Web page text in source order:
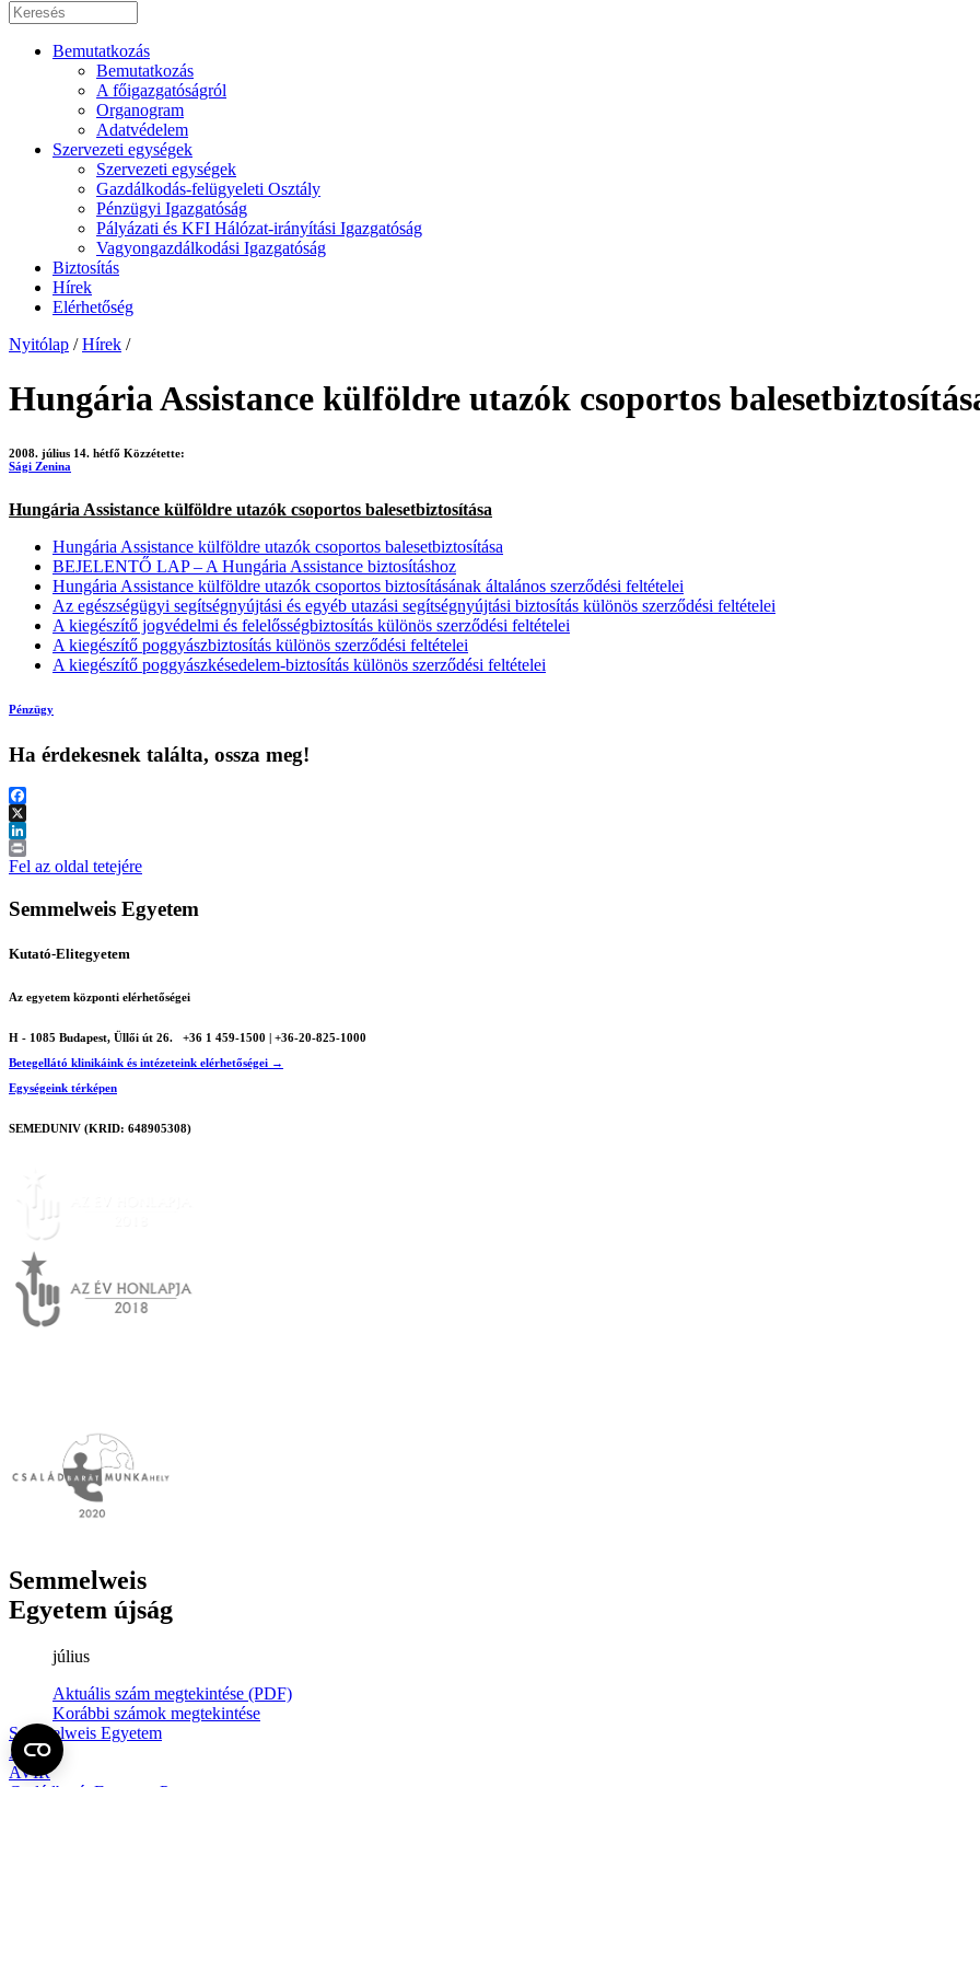
Bemutatkozás
Bemutatkozás
A főigazgatóságról
Organogram
Adatvédelem
Szervezeti egységek
Szervezeti egységek
Gazdálkodás-felügyeleti Osztály
Pénzügyi Igazgatóság
Pályázati és KFI Hálózat-irányítási Igazgatóság
Vagyongazdálkodási Igazgatóság
Biztosítás
Hírek
Elérhetőség
Nyitólap / Hírek /
Hungária Assistance külföldre utazók csoportos
2008. július 14. hétfő Közzétette:
Sági Zenina
Hungária Assistance külföldre utazók csoportos balesetbiztosítása
Hungária Assistance külföldre utazók csoportos balesetbiztosítása
BEJELENTŐ LAP – A Hungária Assistance biztosításhoz
Hungária Assistance külföldre utazók csoportos biztosításának általános szerződési feltételei
Az egészségügyi segítségnyújtási és egyéb utazási segítségnyújtási biztosítás különös szerződési feltételei
A kiegészítő jogvédelmi és felelősségbiztosítás különös szerződési feltételei
A kiegészítő poggyászbiztosítás különös szerződési feltételei
A kiegészítő poggyászkésedelem-biztosítás különös szerződési feltételei
Pénzügy
Ha érdekesnek találta, ossza meg!
Facebook
X
LinkedIn
Print
Fel az oldal tetejére
Semmelweis Egyetem
Kutató-Elitegyetem
Az egyetem központi elérhetőségei
H - 1085 Budapest, Üllői út 26.
+36 1 459-1500 | +36-20-825-1000
Betegellátó klinikáink és intézeteink elérhetőségei →
Egységeink térképen
SEMEDUNIV (KRID: 648905308)
Semmelweis
Egyetem újság
július
Aktuális szám megtekintése (PDF)
Korábbi számok megtekintése
Semmelweis Egyetem
Alumni
AVIR
Családbarát Egyetem Program